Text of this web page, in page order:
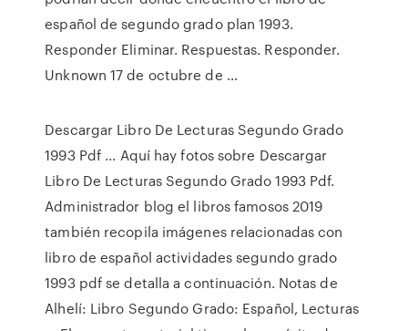
español de segundo grado plan 1993.
Responder Eliminar. Respuestas. Responder.
Unknown 17 de octubre de …
Descargar Libro De Lecturas Segundo Grado
1993 Pdf ... Aquí hay fotos sobre Descargar
Libro De Lecturas Segundo Grado 1993 Pdf.
Administrador blog el libros famosos 2019
también recopila imágenes relacionadas con
libro de español actividades segundo grado
1993 pdf se detalla a continuación. Notas de
Alhelí: Libro Segundo Grado: Español, Lecturas